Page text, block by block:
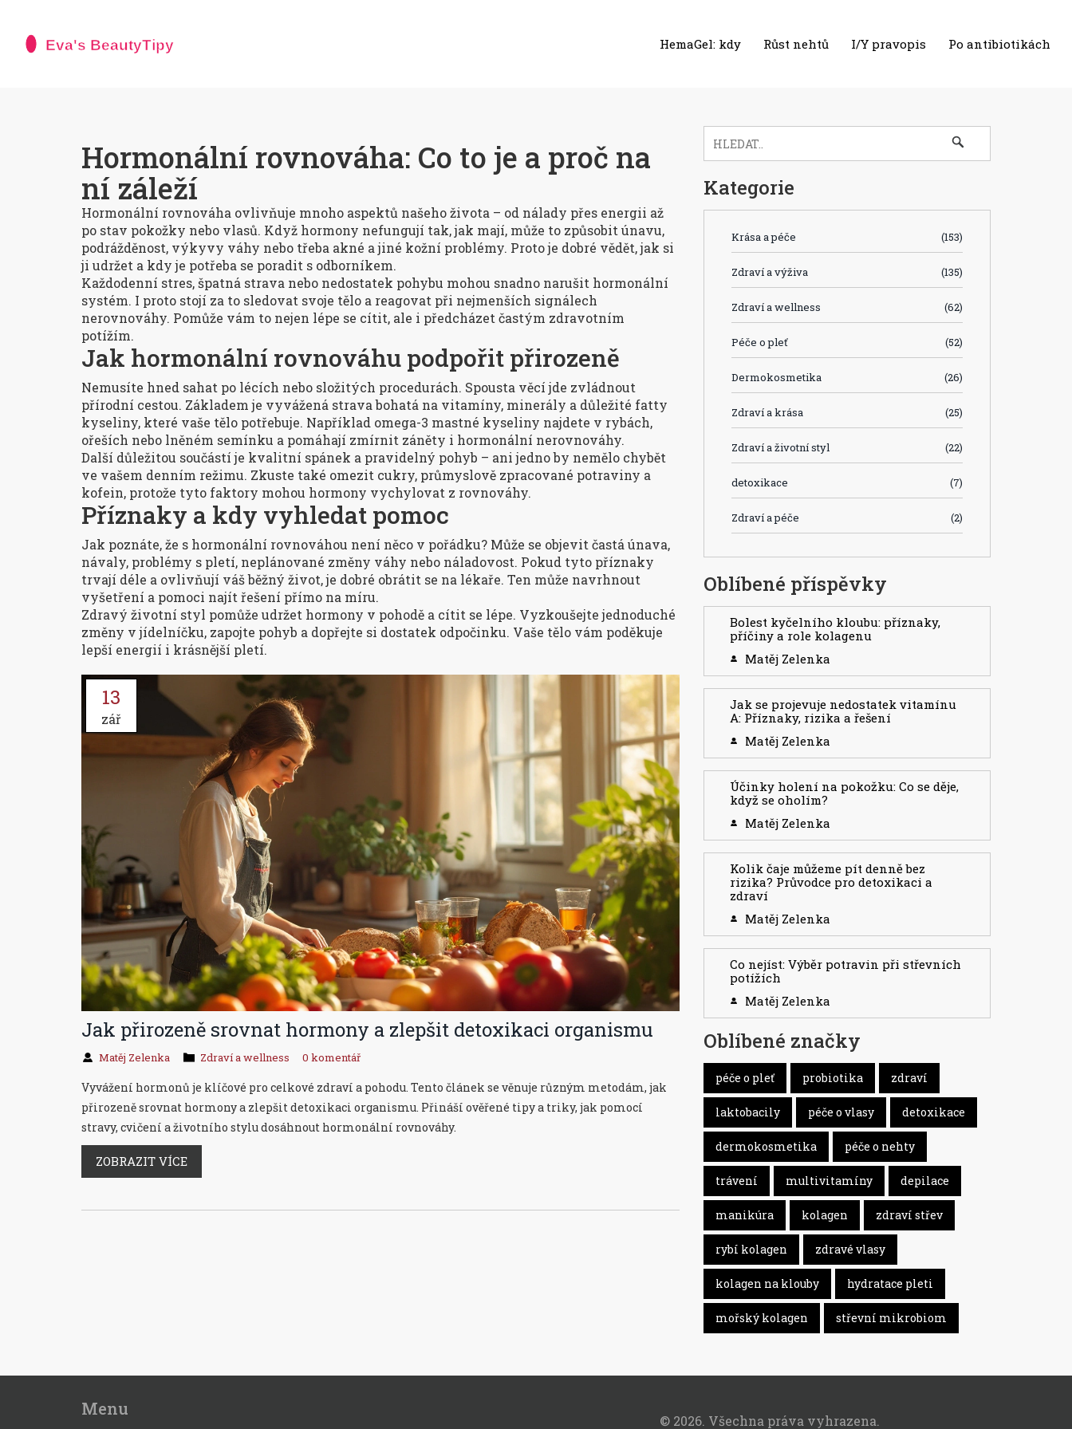
HemaGel: kdy Růst nehtů I/Y pravopis Po antibiotikách
Hormonální rovnováha: Co to je a proč na
ní záleží
Hormonální rovnováha ovlivňuje mnoho aspektů našeho života – od nálady přes energii až
po stav pokožky nebo vlasů. Když hormony nefungují tak, jak mají, může to způsobit únavu,
podrážděnost, výkyvy váhy nebo třeba akné a jiné kožní problémy. Proto je dobré vědět, jak si
ji udržet a kdy je potřeba se poradit s odborníkem.
Každodenní stres, špatná strava nebo nedostatek pohybu mohou snadno narušit hormonální
systém. I proto stojí za to sledovat svoje tělo a reagovat při nejmenších signálech
nerovnováhy. Pomůže vám to nejen lépe se cítit, ale i předcházet častým zdravotním
potížím.
Jak hormonální rovnováhu podpořit přirozeně
Nemusíte hned sahat po lécích nebo složitých procedurách. Spousta věcí jde zvládnout
přírodní cestou. Základem je vyvážená strava bohatá na vitamíny, minerály a důležité fatty
kyseliny, které vaše tělo potřebuje. Například omega-3 mastné kyseliny najdete v rybách,
ořeších nebo lněném semínku a pomáhají zmírnit záněty i hormonální nerovnováhy.
Další důležitou součástí je kvalitní spánek a pravidelný pohyb – ani jedno by nemělo chybět
ve vašem denním režimu. Zkuste také omezit cukry, průmyslově zpracované potraviny a
kofein, protože tyto faktory mohou hormony vychylovat z rovnováhy.
Příznaky a kdy vyhledat pomoc
Jak poznáte, že s hormonální rovnováhou není něco v pořádku? Může se objevit častá únava,
návaly, problémy s pletí, neplánované změny váhy nebo náladovost. Pokud tyto příznaky
trvají déle a ovlivňují váš běžný život, je dobré obrátit se na lékaře. Ten může navrhnout
vyšetření a pomoci najít řešení přímo na míru.
Zdravý životní styl pomůže udržet hormony v pohodě a cítit se lépe. Vyzkoušejte jednoduché
změny v jídelníčku, zapojte pohyb a dopřejte si dostatek odpočinku. Vaše tělo vám poděkuje
lepší energií i krásnější pletí.
13
zář
Jak přirozeně srovnat hormony a zlepšit detoxikaci organismu
Matěj Zelenka Zdraví a wellness 0 komentář
Vyvážení hormonů je klíčové pro celkové zdraví a pohodu. Tento článek se věnuje různým metodám, jak
přirozeně srovnat hormony a zlepšit detoxikaci organismu. Přináší ověřené tipy a triky, jak pomocí
stravy, cvičení a životního stylu dosáhnout hormonální rovnováhy.
ZOBRAZIT VÍCE
Kategorie
Krása a péče (153)
Zdraví a výživa (135)
Zdraví a wellness (62)
Péče o pleť (52)
Dermokosmetika (26)
Zdraví a krása (25)
Zdraví a životní styl (22)
detoxikace (7)
Zdraví a péče (2)
Oblíbené příspěvky
Bolest kyčelního kloubu: příznaky,
příčiny a role kolagenu
Matěj Zelenka
Jak se projevuje nedostatek vitamínu
A: Příznaky, rizika a řešení
Matěj Zelenka
Účinky holení na pokožku: Co se děje,
když se oholím?
Matěj Zelenka
Kolik čaje můžeme pít denně bez
rizika? Průvodce pro detoxikaci a
zdraví
Matěj Zelenka
Co nejíst: Výběr potravin při střevních
potížích
Matěj Zelenka
Oblíbené značky
péče o pleť probiotika zdraví
laktobacily péče o vlasy detoxikace
dermokosmetika péče o nehty
trávení multivitamíny depilace
manikúra kolagen zdraví střev
rybí kolagen zdravé vlasy
kolagen na klouby hydratace pleti
mořský kolagen střevní mikrobiom
Menu
© 2026. Všechna práva vyhrazena.